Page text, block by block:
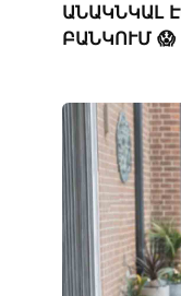
ԱՆԱԿՆԿԱԼ
ԲԱՆԿՈՒՄ 😱